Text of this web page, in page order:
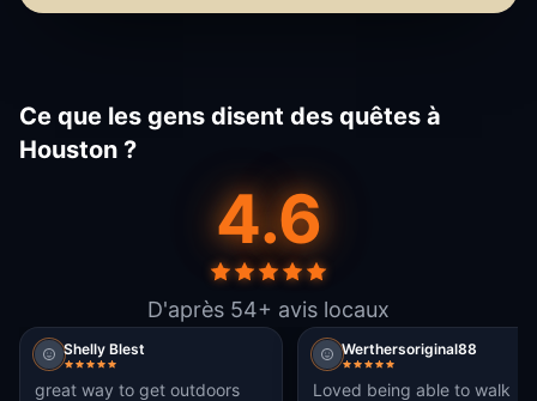
Ce que les gens disent des quêtes à
Houston ?
4.6
D'après 54+ avis locaux
Shelly Blest
great way to get outdoors
Werthersoriginal88
Loved being able to walk